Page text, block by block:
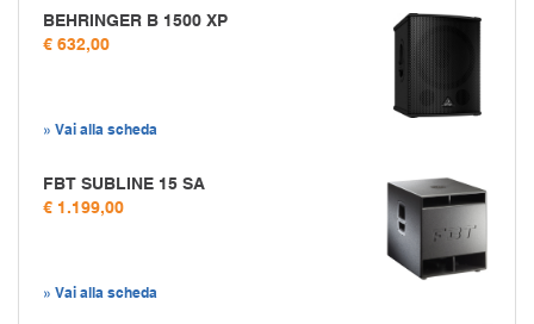
BEHRINGER B 1500 XP
€ 632,00
» Vai alla scheda
FBT SUBLINE 15 SA
€ 1.199,00
» Vai alla scheda